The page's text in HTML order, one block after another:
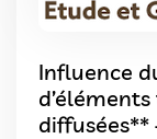
Influence
diffusées**